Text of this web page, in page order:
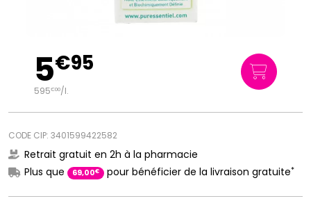
5€95
595€00/l.
CODE CIP: 3401599422582
Retrait gratuit en 2h à la pharmacie
Plus que
69,00€ pour bénéficier de la livraison gratuite*